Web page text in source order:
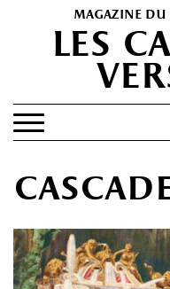
magazine
les
Search Button